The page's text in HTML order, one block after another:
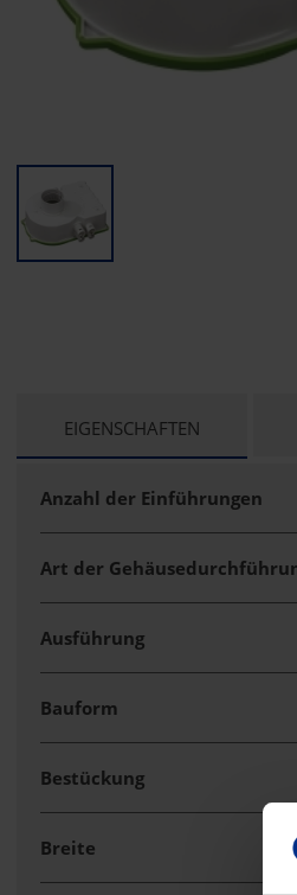
CURRENT
EIGENSCHAFTEN
Anzahl der Einführungen
Art der
Ausführung
Bauform
Bestückung
Breite